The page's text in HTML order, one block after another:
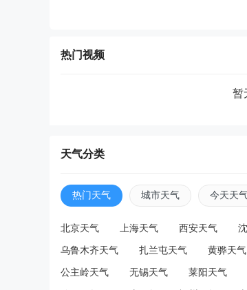
热门视频
暂
天气分类
热门天气 城市天气 今天天
北京天气 上海天气 西安天气
乌鲁木齐天气 扎兰屯天气 黄骅天气
公主岭天气 无锡天气 莱阳天气